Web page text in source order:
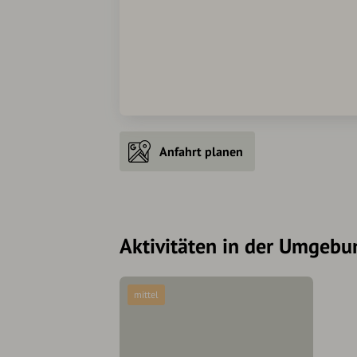
Anfahrt planen
Aktivitäten in der
mittel